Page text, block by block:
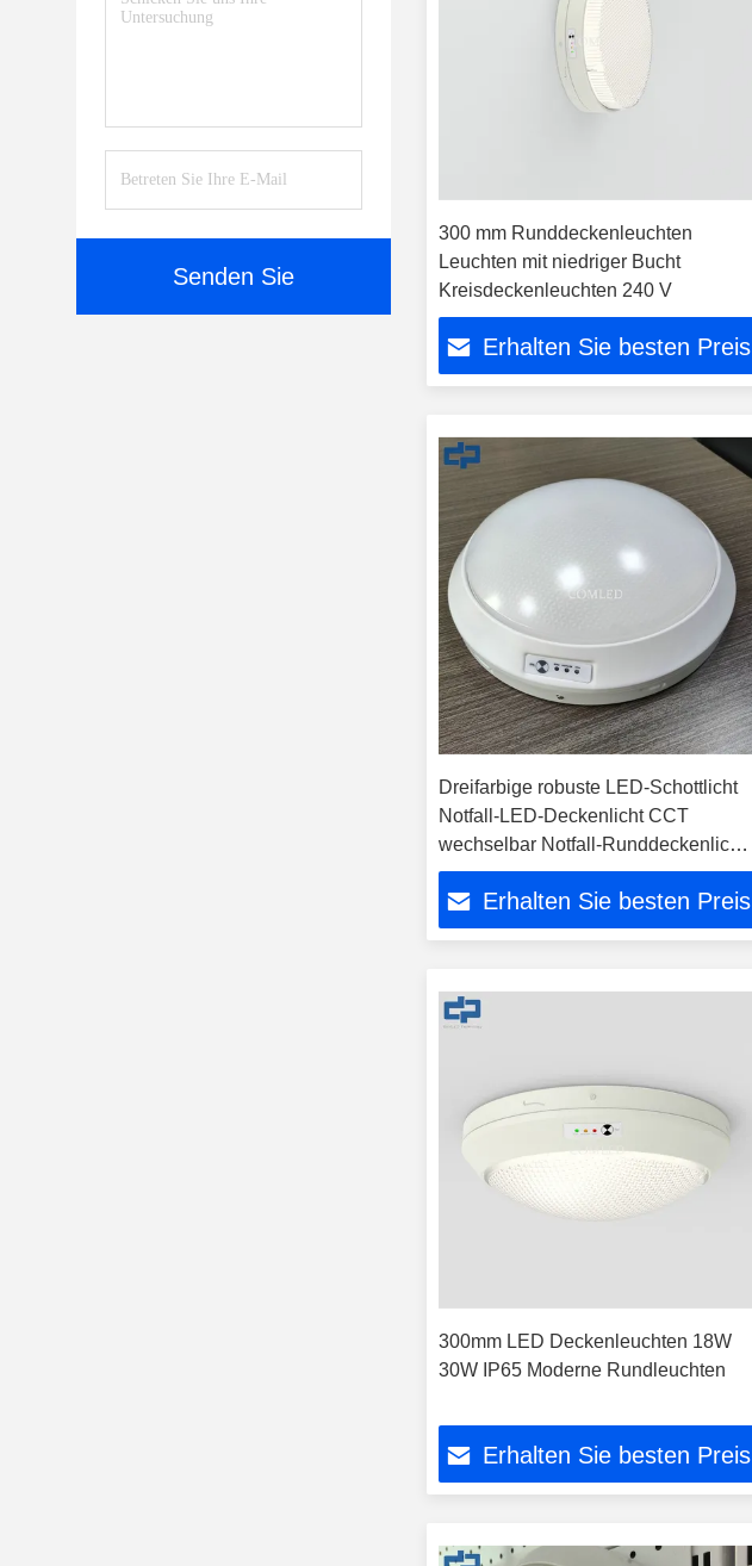
Senden Sie
300 mm Runddeckenleuchten
Leuchten mit niedriger Bucht
Kreisdeckenleuchten 240 V
Erhalten Sie besten Preis
Dreifarbige robuste LED-Schottlicht
Notfall-LED-Deckenlicht CCT
wechselbar Notfall-Runddeckenlicht
IP65 wasserdicht robuste LED-Licht
Oberflächenbefestigung LED-
Leuchten
Erhalten Sie besten Preis
300mm LED Deckenleuchten 18W
30W IP65 Moderne Rundleuchten
Erhalten Sie besten Preis